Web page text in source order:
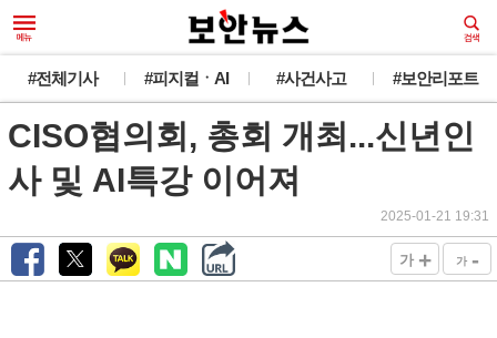
#전체기사 #피지컬ㆍAI #사건사고 #보안리포트
CISO협의회, 총회 개최...신년인
사 및 AI특강 이어져
2025-01-21 19:31
가 + 가 -